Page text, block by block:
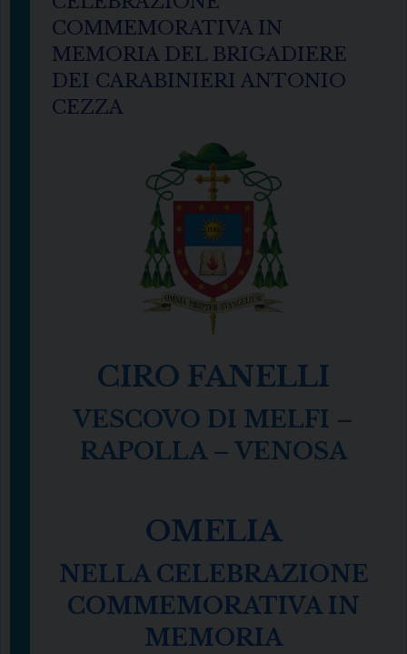
COMMEMORATIVA IN
MEMORIA DEL BRIGADIERE
DEI CARABINIERI ANTONIO
CEZZA
CIRO FANELLI
VESCOVO DI MELFI –
RAPOLLA – VENOSA
OMELIA
NELLA CELEBRAZIONE
COMMEMORATIVA IN
MEMORIA